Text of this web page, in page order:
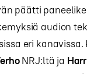
päätti
audion
eri
NRJ:ltä ja